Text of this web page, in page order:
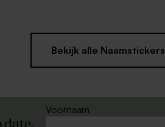
Bekijk alle Naamstickers
Voornaam